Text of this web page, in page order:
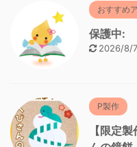
おすすめ
保護中:
2026/8/7
P製作
【限定